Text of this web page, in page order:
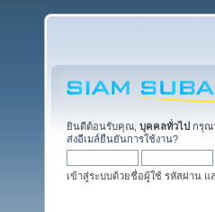
ยินดีต้อนรับคุณ, บุคคลทั่วไป กรุณ
ส่งอีเมล์ยืนยันการใช้งาน?
เข้าสู่ระบบด้วยชื่อผู้ใช้ รหัสผ่าน แ